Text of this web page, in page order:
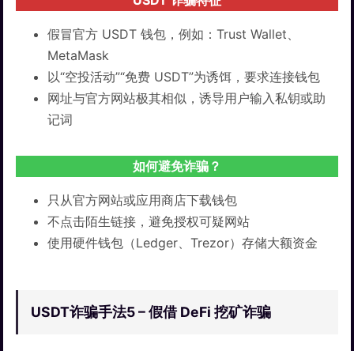
假冒官方 USDT 钱包，例如：Trust Wallet、
MetaMask
以“空投活动”“免费 USDT”为诱饵，要求连接钱包
网址与官方网站极其相似，诱导用户输入私钥或助
记词
如何避免诈骗？
只从官方网站或应用商店下载钱包
不点击陌生链接，避免授权可疑网站
使用硬件钱包（Ledger、Trezor）存储大额资金
USDT诈骗手法5 – 假借 DeFi 挖矿诈骗